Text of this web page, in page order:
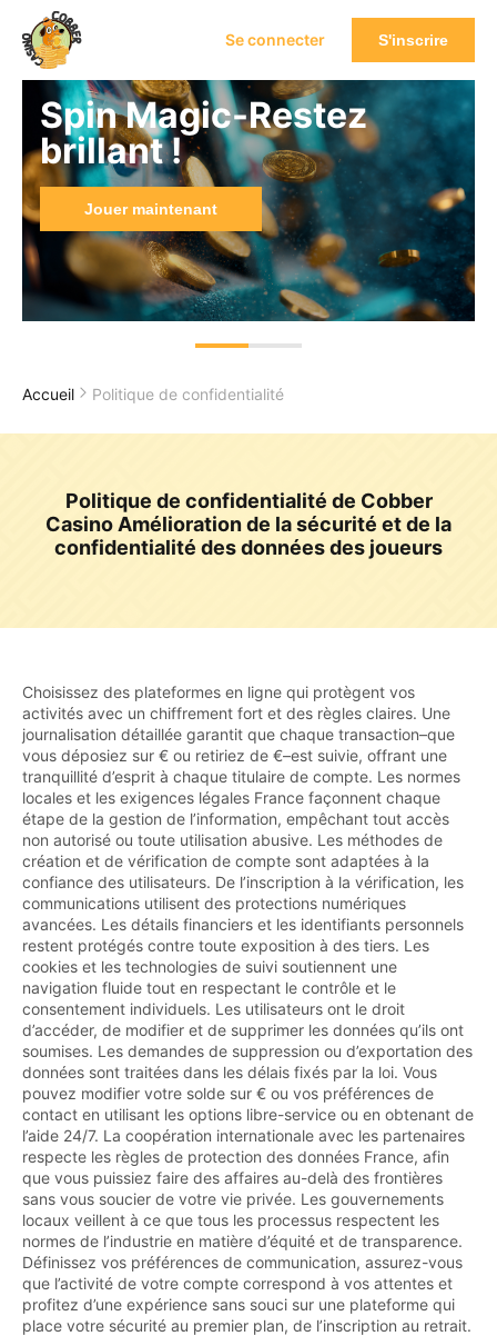
Se connecter S'inscrire
Spin Magic-Restez
brillant !
Jouer maintenant
Accueil Politique de confidentialité
Politique de confidentialité de Cobber
Casino Amélioration de la sécurité et de la
confidentialité des données des joueurs
Choisissez des plateformes en ligne qui protègent vos
activités avec un chiffrement fort et des règles claires. Une
journalisation détaillée garantit que chaque transaction–que
vous déposiez sur € ou retiriez de €–est suivie, offrant une
tranquillité d’esprit à chaque titulaire de compte. Les normes
locales et les exigences légales France façonnent chaque
étape de la gestion de l’information, empêchant tout accès
non autorisé ou toute utilisation abusive. Les méthodes de
création et de vérification de compte sont adaptées à la
confiance des utilisateurs. De l’inscription à la vérification, les
communications utilisent des protections numériques
avancées. Les détails financiers et les identifiants personnels
restent protégés contre toute exposition à des tiers. Les
cookies et les technologies de suivi soutiennent une
navigation fluide tout en respectant le contrôle et le
consentement individuels. Les utilisateurs ont le droit
d’accéder, de modifier et de supprimer les données qu’ils ont
soumises. Les demandes de suppression ou d’exportation des
données sont traitées dans les délais fixés par la loi. Vous
pouvez modifier votre solde sur € ou vos préférences de
contact en utilisant les options libre-service ou en obtenant de
l’aide 24/7. La coopération internationale avec les partenaires
respecte les règles de protection des données France, afin
que vous puissiez faire des affaires au-delà des frontières
sans vous soucier de votre vie privée. Les gouvernements
locaux veillent à ce que tous les processus respectent les
normes de l’industrie en matière d’équité et de transparence.
Définissez vos préférences de communication, assurez-vous
que l’activité de votre compte correspond à vos attentes et
profitez d’une expérience sans souci sur une plateforme qui
place votre sécurité au premier plan, de l’inscription au retrait.